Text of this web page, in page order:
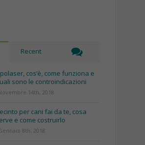
Recent
cos’è, come funziona e
sono le controindicazioni
14th, 2018
per cani fai da te, cosa
e come costruirlo
8th, 2018